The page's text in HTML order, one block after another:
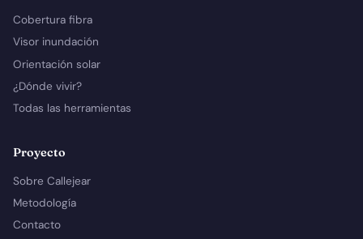
Cobertura fibra
Visor inundación
Orientación solar
¿Dónde vivir?
Todas las herramientas
Proyecto
Sobre Callejear
Metodología
Contacto